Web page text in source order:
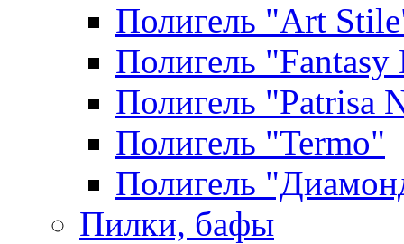
Полигель "Art
Полигель
Полигель "Patrisa
Полигель "Termo"
Полигель
Пилки, бафы